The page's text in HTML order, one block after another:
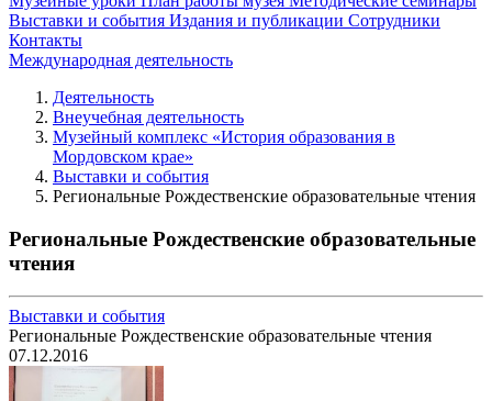
Выставки и события Издания и публикации Сотрудники
Контакты
Международная деятельность
Деятельность
Внеучебная деятельность
Музейный комплекс «История образования в
Мордовском крае»
Выставки и события
Региональные Рождественские образовательные чтения
Региональные Рождественские образовательные
чтения
Выставки и события
Региональные Рождественские образовательные чтения
07.12.2016